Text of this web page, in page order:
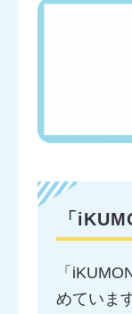
「
「
めています